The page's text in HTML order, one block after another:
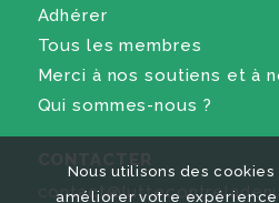
Adhérer
Tous les membres
Merci à nos soutiens et à
Qui sommes-nous ?
Nous utilisons des cookies
améliorer votre expérience